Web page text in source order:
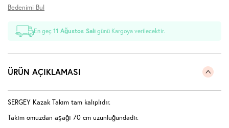
Bedenimi Bul
En geç11 Ağustos Salı günü Kargoya verilecektir.
ÜRÜN AÇIKLAMASI
SERGEY Kazak Takım tam kalıplıdır.
Takım omuzdan aşağı 70 cm uzunluğundadır.